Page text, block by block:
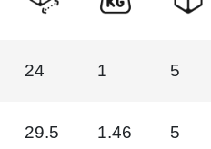
24 1 5
29.5 1.46 5